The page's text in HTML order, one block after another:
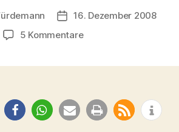
Beitragsdatum
16. Dezember 2008
5 Kommentarezu
Infrastruktur
zu